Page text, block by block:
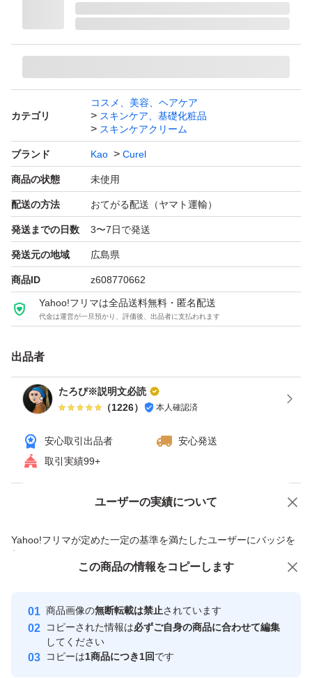
※簡易包装での発送になります。破損しそうな品物には緩
衝材等で保護しますが、基本的にはいたしません。
※受取評価は到着日にお願いいたします。もし難しい場合
は、恐れ入りますが、ご一報ください。
カテゴリ
コスメ、美容、ヘアケア
スキンケア、基礎化粧品
スキンケアクリーム
ブランド Kao Curel
商品の状態 未使用
配送の方法 おてがる配送（ヤマト運輸）
発送までの日数 3〜7日で発送
発送元の地域 広島県
商品ID z608770662
Yahoo!フリマは全品送料無料・匿名配送
代金は運営が一旦預かり、評価後、出品者に支払われます
出品者
たろぴ※説明文必読
（1226） 本人確認済
安心取引出品者
安心発送
取引実績99+
ユーザーの実績について
Yahoo!フリマが定めた一定の基準を満たしたユーザーにバッジを
付与しています
安心取引出品者
心・安全なユーザーです
取引実績
価格の相談 商品への質問
この商品の情報をコピーします
商品画像の無断転載は禁止されています
コピーされた情報は必ずご自身の商品に合わせて編集
してください
コピーは1商品につき1回です
この商品をみている人にオススメ